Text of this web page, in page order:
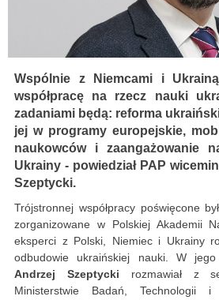
Wspólnie z Niemcami i
współpracę na rzecz nauki
zadaniami będą: reforma
jej w programy europejskie,
naukowców i zaangażowanie
Ukrainy - powiedział PAP
Szeptycki.
Trójstronnej współpracy poświęcone
zorganizowane w Polskiej Akademii
eksperci z Polski, Niemiec i Ukrainy
odbudowie ukraińskiej nauki. W
Andrzej Szeptycki rozmawiał z
Ministerstwie Badań, Technologii